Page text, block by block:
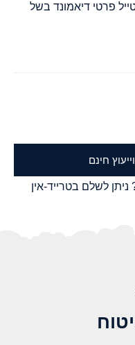
פרטי דיאמונד בשל
חינם
לשלם בטרייד-אין